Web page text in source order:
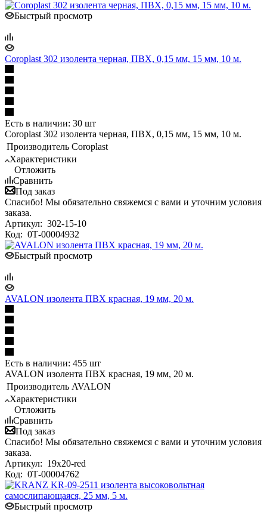
Быстрый просмотр
Coroplast 302 изолента черная, ПВХ, 0,15 мм, 15 мм, 10 м.
Есть в наличии: 30 шт
Coroplast 302 изолента черная, ПВХ, 0,15 мм, 15 мм, 10 м.
Производитель Coroplast
Характеристики
Отложить
Сравнить
Под заказ
Спасибо! Мы обязательно свяжемся с вами и уточним условия
заказа.
Артикул: 302-15-10
Код: 0Т-00004932
Быстрый просмотр
AVALON изолента ПВХ красная, 19 мм, 20 м.
Есть в наличии: 455 шт
AVALON изолента ПВХ красная, 19 мм, 20 м.
Производитель AVALON
Характеристики
Отложить
Сравнить
Под заказ
Спасибо! Мы обязательно свяжемся с вами и уточним условия
заказа.
Артикул: 19x20-red
Код: 0Т-00004762
Быстрый просмотр